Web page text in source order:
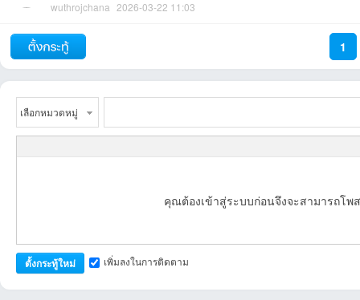
รัก
wuthrojchana 2026-03-22 11:03
1
เลือกหมวดหมู่
คุณต้องเข้าสู่ระบบก่อนจึงจะสามารถโพ
ตั้งกระทู้ใหม่ เพิ่มลงในการติดตาม